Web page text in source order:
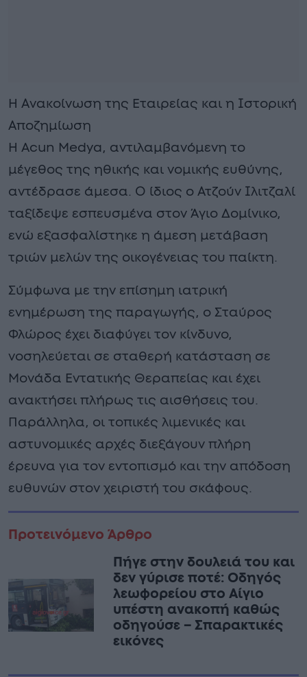
Η Ανακοίνωση της Εταιρείας και η Ιστορική
Αποζημίωση
Η Acun Medya, αντιλαμβανόμενη το
μέγεθος της ηθικής και νομικής ευθύνης,
αντέδρασε άμεσα. Ο ίδιος ο Ατζούν Ιλιτζαλί
ταξίδεψε εσπευσμένα στον Άγιο Δομίνικο,
ενώ εξασφαλίστηκε η άμεση μετάβαση
τριών μελών της οικογένειας του παίκτη.
Σύμφωνα με την επίσημη ιατρική
ενημέρωση της παραγωγής, ο Σταύρος
Φλώρος έχει διαφύγει τον κίνδυνο,
νοσηλεύεται σε σταθερή κατάσταση σε
Μονάδα Εντατικής Θεραπείας και έχει
ανακτήσει πλήρως τις αισθήσεις του.
Παράλληλα, οι τοπικές λιμενικές και
αστυνομικές αρχές διεξάγουν πλήρη
έρευνα για τον εντοπισμό και την απόδοση
ευθυνών στον χειριστή του σκάφους.
Προτεινόμενο Άρθρο
Πήγε στην δουλειά του και
δεν γύρισε ποτέ: Οδηγός
λεωφορείου στο Αίγιο
υπέστη ανακοπή καθώς
οδηγούσε – Σπαρακτικές
εικόνες